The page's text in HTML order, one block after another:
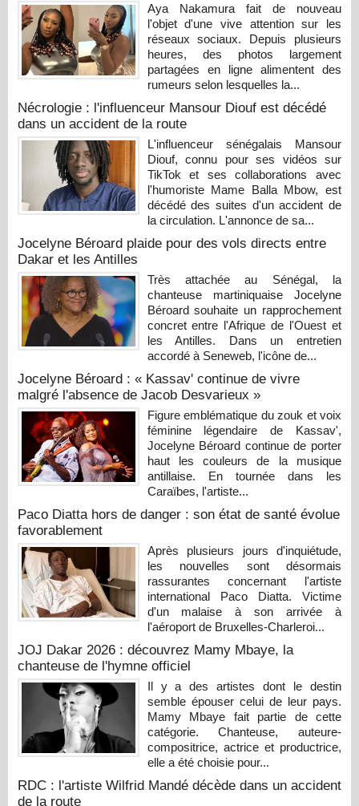
Aya Nakamura fait de nouveau
l'objet d'une vive attention sur les
réseaux sociaux. Depuis plusieurs
heures, des photos largement
partagées en ligne alimentent des
rumeurs selon lesquelles la...
Nécrologie : l'influenceur Mansour Diouf est décédé
dans un accident de la route
L'influenceur sénégalais Mansour
Diouf, connu pour ses vidéos sur
TikTok et ses collaborations avec
l'humoriste Mame Balla Mbow, est
décédé des suites d'un accident de
la circulation. L'annonce de sa...
Jocelyne Béroard plaide pour des vols directs entre
Dakar et les Antilles
Très attachée au Sénégal, la
chanteuse martiniquaise Jocelyne
Béroard souhaite un rapprochement
concret entre l'Afrique de l'Ouest et
les Antilles. Dans un entretien
accordé à Seneweb, l'icône de...
Jocelyne Béroard : « Kassav' continue de vivre
malgré l'absence de Jacob Desvarieux »
Figure emblématique du zouk et voix
féminine légendaire de Kassav',
Jocelyne Béroard continue de porter
haut les couleurs de la musique
antillaise. En tournée dans les
Caraïbes, l'artiste...
Paco Diatta hors de danger : son état de santé évolue
favorablement
Après plusieurs jours d'inquiétude,
les nouvelles sont désormais
rassurantes concernant l'artiste
international Paco Diatta. Victime
d'un malaise à son arrivée à
l'aéroport de Bruxelles-Charleroi...
JOJ Dakar 2026 : découvrez Mamy Mbaye, la
chanteuse de l'hymne officiel
Il y a des artistes dont le destin
semble épouser celui de leur pays.
Mamy Mbaye fait partie de cette
catégorie. Chanteuse, auteure-
compositrice, actrice et productrice,
elle a été choisie pour...
RDC : l'artiste Wilfrid Mandé décède dans un accident
de la route